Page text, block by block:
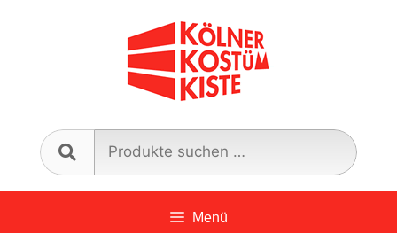
nach:
Menü